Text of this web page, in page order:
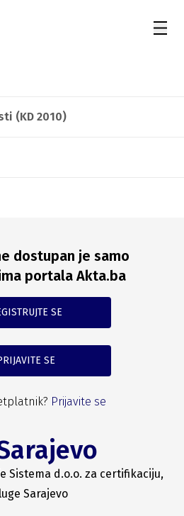
(KD 2010)
dostupan je samo
portala Akta.ba
SE
SE
Prijavite se
Sistema d.o.o. za certifikaciju,
Sarajevo